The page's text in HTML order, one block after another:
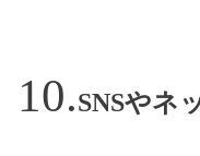
SNSやネ